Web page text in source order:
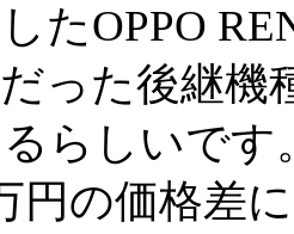
たOPPO
った後継
らしいです
円の価格差